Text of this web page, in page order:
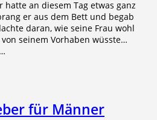
hatte an diesem Tag etwas ganz
er aus dem Bett und begab
daran, wie seine Frau wohl
seinem Vorhaben wüsste…
für Männer